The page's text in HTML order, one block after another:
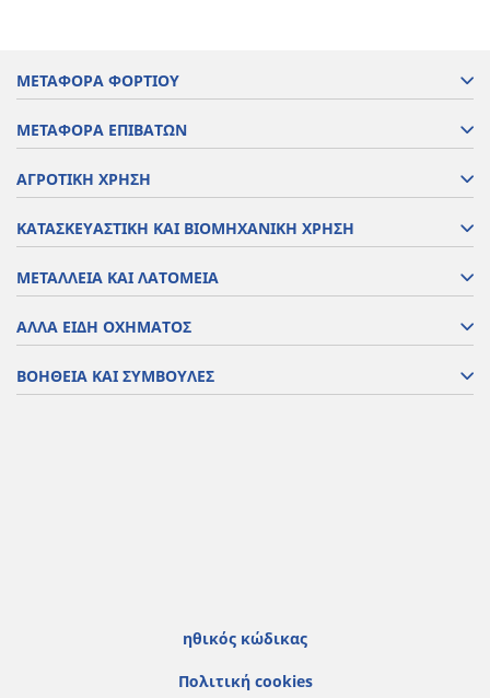
ΜΕΤΑΦΟΡΑ ΦΟΡΤΙΟΥ
ΜΕΤΑΦΟΡΑ ΕΠΙΒΑΤΩΝ
ΑΓΡΟΤΙΚΗ ΧΡΗΣΗ
ΚΑΤΑΣΚΕΥΑΣΤΙΚΗ ΚΑΙ ΒΙΟΜΗΧΑΝΙΚΗ ΧΡΗΣΗ
ΜΕΤΑΛΛΕΙΑ ΚΑΙ ΛΑΤΟΜΕΙΑ
ΑΛΛΑ ΕΙΔΗ ΟΧΗΜΑΤΟΣ
ΒΟΗΘΕΙΑ ΚΑΙ ΣΥΜΒΟΥΛΕΣ
ηθικός κώδικας
Πολιτική cookies